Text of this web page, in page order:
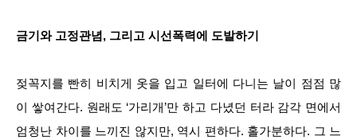
금기와 고정관념, 그리고 시선폭력에 도발하기
젖꼭지를 빤히 비치게 옷을 입고 일터에 다니는 날이 점점 많
이 쌓여간다. 원래도 ‘가리개’만 하고 다녔던 터라 감각 면에서
엄청난 차이를 느끼진 않지만, 역시 편하다. 홀가분하다. 그 느